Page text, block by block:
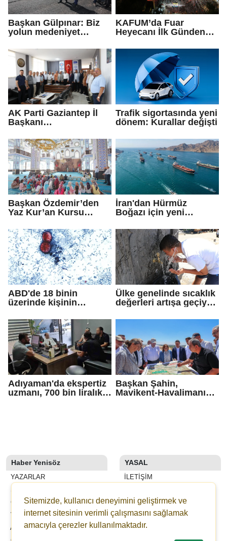
Başkan Gülpınar: Biz
yolun medeniyet
KAFUM’da Fuar
Heyecanı İlk Günden
AK Parti Gaziantep İl
Başkanı
toplum kuruluşlarına
ziyaret: Gönül
köprülerini
güçlendirmeye devam
edeceğiz
Trafik sigortasında yeni
dönem: Kurallar değişti
Başkan Özdemir’den
Yaz Kur’an Kursu
İran'dan Hürmüz
Boğazı için yeni
ABD'de 18 binin
üzerinde kişinin
'siklosporiyazis'
salgını: 2 kişi hayatını
kaybetti
Ülke genelinde sıcaklık
değerleri artışa geçiyor:
görülecek
Adıyaman'da ekspertiz
uzmanı, 700 bin liralık
Başkan Şahin,
Mavikent-Havalimanı
Haber Yenisöz
YAZARLAR
SON DAKİKA
GALERİLER
VİDEOLAR
ANKETLER
YASAL
İLETIŞIM
YAYIN İLKELERI
KURALLAR
GIZLILIK
Sitemizde, kullanıcı deneyimini geliştirmek ve
internet sitesinin verimli çalışmasını sağlamak
amacıyla çerezler kullanılmaktadır.